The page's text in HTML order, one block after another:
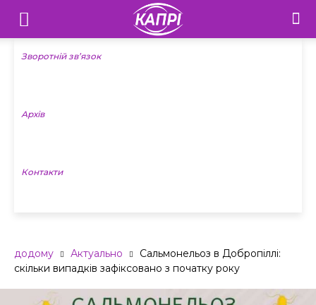
Телебачення
«Капрі»
Новини
Зворотній зв’язок
Архів
Контакти
додому Актуально
Сальмонельоз в Добропіллі:
скільки випадків зафіксовано з початку року